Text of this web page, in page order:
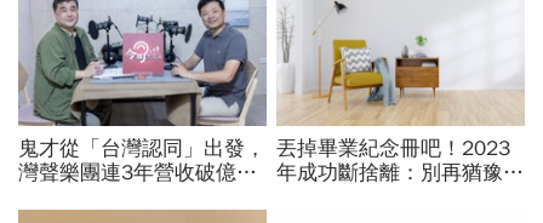
鬼才從「台灣認同」出發，
灣聲樂團連3年營收破億！
丟掉畢業紀念冊吧！2023
年成功斷捨離：別再猶豫